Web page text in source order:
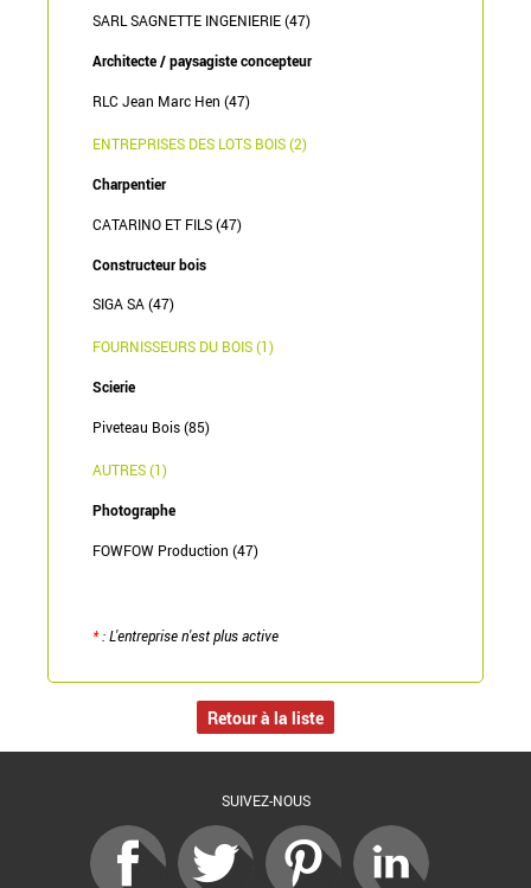
SARL SAGNETTE INGENIERIE (47)
Architecte / paysagiste concepteur
RLC Jean Marc Hen (47)
ENTREPRISES DES LOTS BOIS (2)
Charpentier
CATARINO ET FILS (47)
Constructeur bois
SIGA SA (47)
FOURNISSEURS DU BOIS (1)
Scierie
Piveteau Bois (85)
AUTRES (1)
Photographe
FOWFOW Production (47)
*: L'entreprise n'est plus active
Retour à la liste
SUIVEZ-NOUS